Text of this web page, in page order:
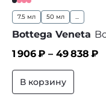
7.5 мл 50 мл ...
Bottega Veneta
1 906₽ – 49 838 ₽
В корзину